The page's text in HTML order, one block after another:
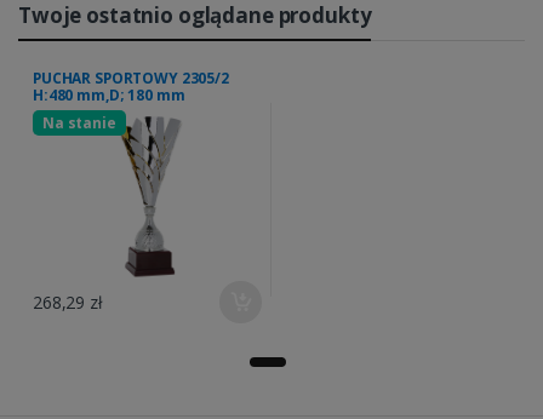
Twoje ostatnio oglądane produkty
PUCHAR SPORTOWY 2305/2
H:480 mm,D; 180 mm
Na stanie
268,29 zł